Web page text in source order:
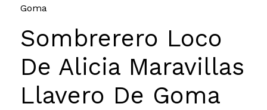
Goma
Sombrerero Loco
De Alicia Maravillas
Llavero De Goma